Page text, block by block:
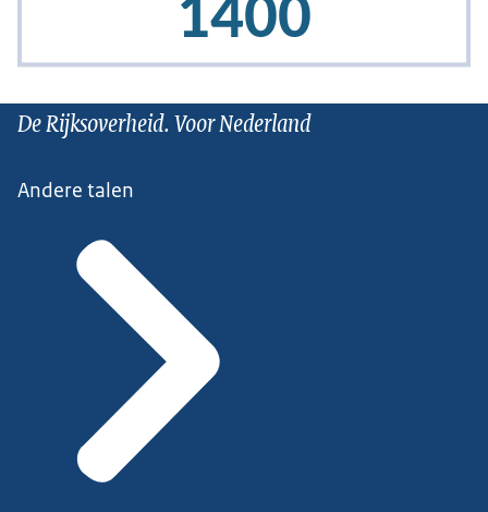
De Rijksoverheid. Voor Nederland
Andere talen